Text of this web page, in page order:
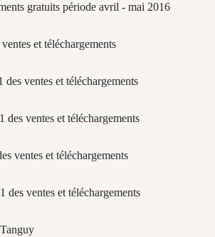
gratuits période avril - mai 2016
et téléchargements
ventes et téléchargements
des ventes et téléchargements
ventes et téléchargements
des ventes et téléchargements